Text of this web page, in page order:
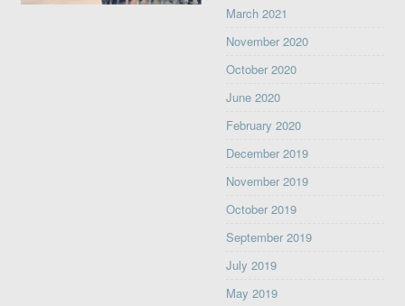
March 2021
November 2020
October 2020
June 2020
February 2020
December 2019
November 2019
October 2019
September 2019
July 2019
May 2019